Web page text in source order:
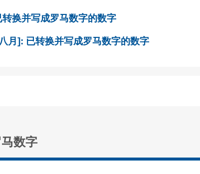
换并写成罗马数字的数字
月]: 已转换并写成罗马数字的数字
数字